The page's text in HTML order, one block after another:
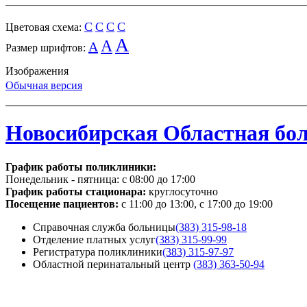
Цветовая схема: C C C C
Размер шрифтов: A A A
Изображения
Обычная версия
Новосибирская Областная
График работы поликлиники:
Понедельник - пятница: с 08:00 до 17:00
График работы стационара: круглосуточно
Посещение пациентов: с 11:00 до 13:00, с 17:00 до 19:00
Справочная служба больницы(383) 315-98-18
Отделение платных услуг(383) 315-99-99
Регистратура поликлиники(383) 315-97-97
Областной перинатальный центр (383) 363-50-94